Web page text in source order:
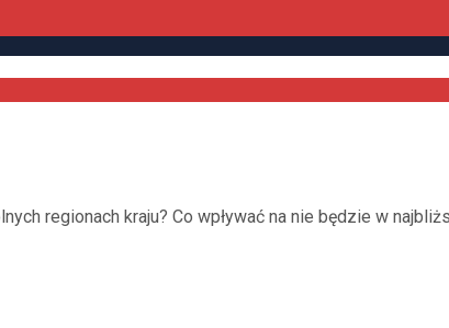
regionach kraju? Co wpływać na nie będzie w